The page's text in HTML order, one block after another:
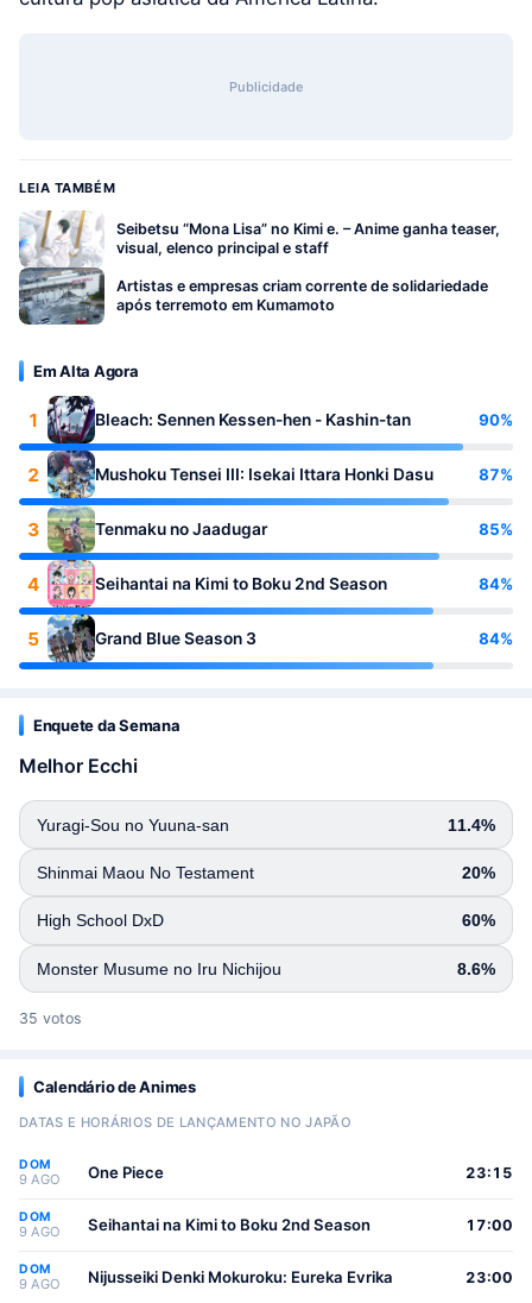
Publicidade
LEIA TAMBÉM
Seibetsu “Mona Lisa” no Kimi e. – Anime ganha teaser,
visual, elenco principal e staff
Artistas e empresas criam corrente de solidariedade
após terremoto em Kumamoto
Em Alta Agora
1 Bleach: Sennen Kessen-hen - Kashin-tan 90%
2 Mushoku Tensei III: Isekai Ittara Honki Dasu 87%
3 Tenmaku no Jaadugar 85%
4 Seihantai na Kimi to Boku 2nd Season 84%
5 Grand Blue Season 3 84%
Enquete da Semana
Melhor Ecchi
Yuragi-Sou no Yuuna-san 11.4%
Shinmai Maou No Testament 20%
High School DxD 60%
Monster Musume no Iru Nichijou 8.6%
35 votos
Calendário de Animes
DATAS E HORÁRIOS DE LANÇAMENTO NO JAPÃO
DOM
9 AGO One Piece 23:15
DOM
9 AGO Seihantai na Kimi to Boku 2nd Season 17:00
DOM
9 AGO Nijusseiki Denki Mokuroku: Eureka Evrika 23:00